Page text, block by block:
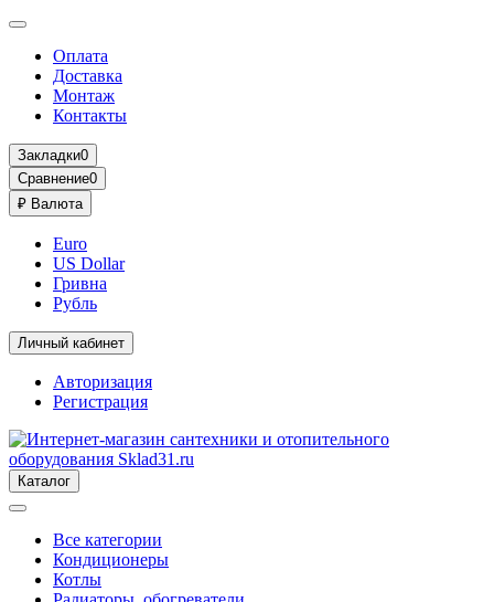
Оплата
Доставка
Монтаж
Контакты
Закладки0
Сравнение0
₽ Валюта
Euro
US Dollar
Гривна
Рубль
Личный кабинет
Авторизация
Регистрация
Каталог
Все категории
Кондиционеры
Котлы